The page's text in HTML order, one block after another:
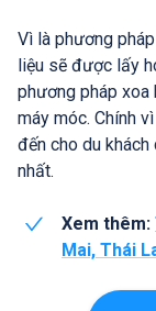
Vì là phương
liệu sẽ được lấy
phương pháp xoa
máy móc. Chính
đến cho du
nhất.
Xem thêm:
Mai, Thái